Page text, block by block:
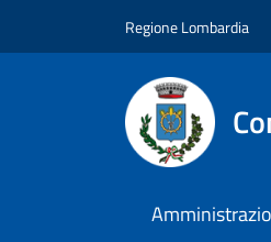
Regione Lombardia